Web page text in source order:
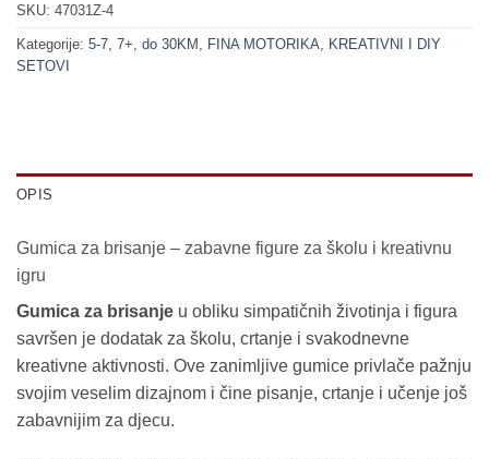
SKU: 47031Z-4
Kategorije: 5-7 7+ do 30KM FINA MOTORIKA
KREATIVNI I DIY
SETOVI
OPIS
Gumica za brisanje – zabavne figure za školu i kreativnu
igru
Gumica za brisanje u obliku simpatičnih životinja i figura
savršen je dodatak za školu, crtanje i svakodnevne
kreativne aktivnosti. Ove zanimljive gumice privlače pažnju
svojim veselim dizajnom i čine pisanje, crtanje i učenje još
zabavnijim za djecu.